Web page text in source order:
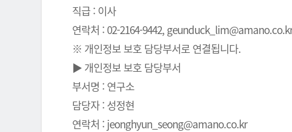
직급 : 이사
연락처 : 02-2164-9442,
※ 개인정보 보호 담당부서로 연결됩니다.
▶ 개인정보 보호 담당부서
부서명 : 연구소
담당자 : 성정현
연락처 : jeonghyun_seong@amano.co.kr